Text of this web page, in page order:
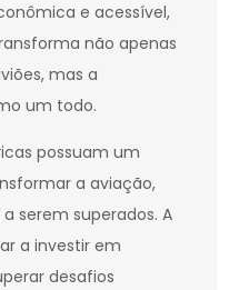
e acessível,
não apenas
mas a
um todo.
possuam um
a aviação,
serem superados. A
a investir em
desafios